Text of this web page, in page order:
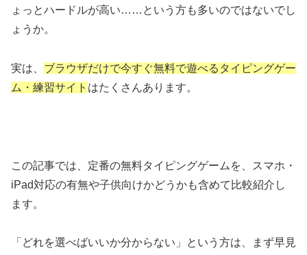
ょっとハードルが高い……という方も多いのではないでし
ょうか。
実は、 ブラウザだけで今すぐ無料で遊べるタイピングゲー
ム・練習サイト はたくさんあります。
この記事では、定番の無料タイピングゲームを、スマホ・
iPad対応の有無や子供向けかどうかも含めて比較紹介し
ます。
「どれを選べばいいか分からない」という方は、まず早見